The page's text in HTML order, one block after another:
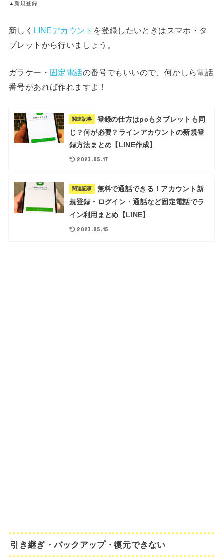
▲新規登録
新しく LINEアカウント を登録したいときはスマホ・タ
ブレットから行いましょう。
ガラケー・ 固定電話の番号でもいいので、何かしら電話
番号があれば作れますよ！
関連記事
登録の仕方はpcもタブレットも同
じ？何が必要？ラインアカウントの新規登
録方法まとめ【LINE作成】
2023.05.17
関連記事
無料で通話できる！アカウント新
規登録・ログイン・通話など固定電話でラ
イン利用まとめ【LINE】
2023.05.15
引き継ぎ・バックアップ・復元できない